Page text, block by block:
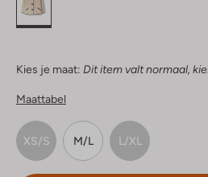
Kies je maat: Dit item valt normaal,
Maattabel
XS/S M/L L/XL